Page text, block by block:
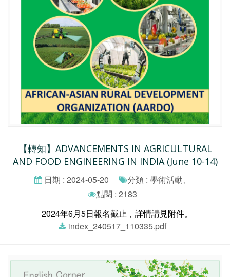
【轉知】ADVANCEMENTS IN AGRICULTURAL
AND FOOD ENGINEERING IN INDIA (June 10-14)
日期 : 2024-05-20
分類 : 學術活動、
點閱 : 2183
2024年6月5日報名截止，詳情請見附件。
index_240517_110335.pdf